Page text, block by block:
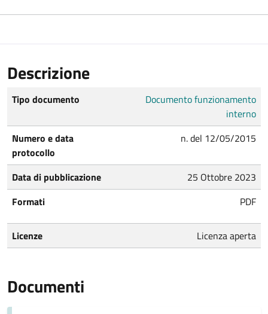
Descrizione
Tipo documento
Documento funzionamento
interno
Numero e data
protocollo
n. del 12/05/2015
Data di pubblicazione
25 Ottobre 2023
Formati
PDF
Licenze Licenza aperta
Documenti